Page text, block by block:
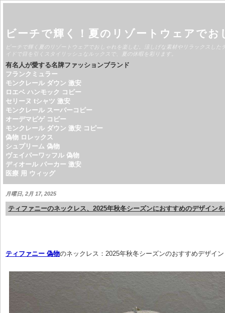
ビーチで輝く！夏のリゾートウェアでお
ビーチで輝く夏のリゾートウェアでおしゃれを楽しむ。涼しげな素材やリラックスし
イドで目を引くスタイリッシュなルックスで、夏の休暇を彩ります。
有名人が愛する名牌ファッションブランド
フランクミュラー
モンクレール ダウン 激安
ロエベ ハンモック コピー
セリーヌ tシャツ 激安
モンクレール スーパーコピー
オーデマピゲ コピー
モンクレール ダウン 激安 コピー
偽物 ロレックス
シュプリーム 偽物
ヴェイパーワッフル 偽物
ディオール パーカー 激安
医療 用 ウィッグ
月曜日, 2月 17, 2025
ティファニーのネックレス、2025年秋冬シーズンにおすすめのデザイン
ティファニー 偽物のネックレス：2025年秋冬シーズンのおすすめデザイン